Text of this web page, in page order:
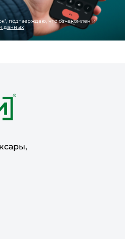
", подтверждаю, что ознакомлен и
данных